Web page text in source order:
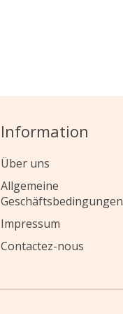
Information
Über uns
Allgemeine
Geschäftsbedingungen
Impressum
Contactez-nous